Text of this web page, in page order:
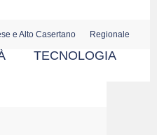
e Alto Casertano Regionale
TECNOLOGIA